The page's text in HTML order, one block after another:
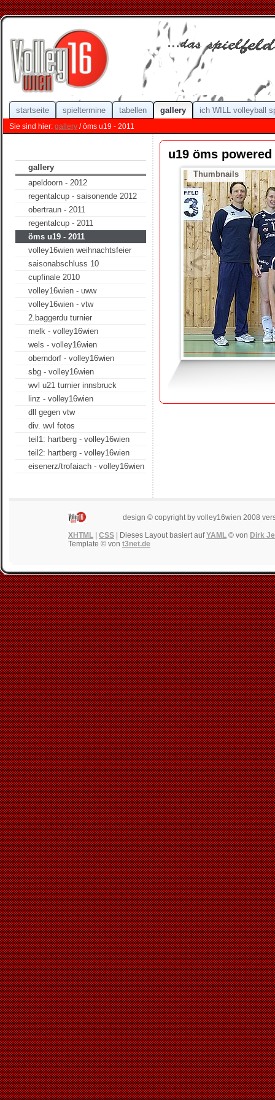
startseite spieltermine tabellen gallery ich WILL volleyball
Sie sind hier: gallery / öms u19 - 2011
gallery
apeldoorn - 2012
regentalcup - saisonende 2012
obertraun - 2011
regentalcup - 2011
öms u19 - 2011
volley16wien weihnachtsfeier
saisonabschluss 10
cupfinale 2010
volley16wien - uww
volley16wien - vtw
2.baggerdu turnier
melk - volley16wien
wels - volley16wien
oberndorf - volley16wien
sbg - volley16wien
wvl u21 turnier innsbruck
linz - volley16wien
dll gegen vtw
div. wvl fotos
teil1: hartberg - volley16wien
teil2: hartberg - volley16wien
eisenerz/trofaiach - volley16wien
u19 öms
Thumbnails
design © copyright by volley16wien 2008
XHTML CSS | Dieses Layout basiert aufYAML © von Dirk
Template © von t3net.de